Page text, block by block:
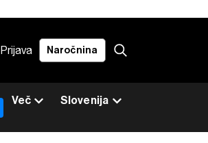
Prijava Naročnina
Slovenija
Več